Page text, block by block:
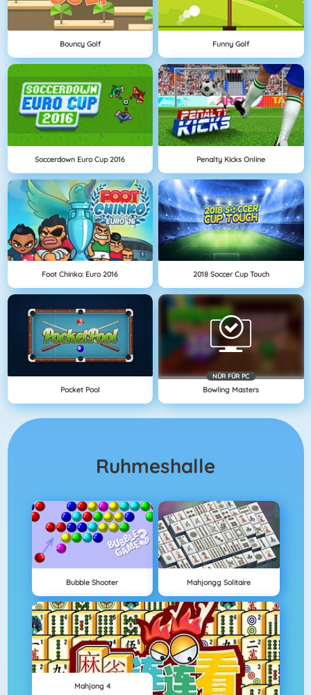
Bouncy Golf Funny Golf
Soccerdown Euro Cup 2016 Penalty Kicks Online
Foot Chinko: Euro 2016 2018 Soccer Cup Touch
Pocket Pool
NÜR FÜR PC
Bowling Masters
Ruhmeshalle
Bubble Shooter Mahjongg Solitaire
Mahjong 4